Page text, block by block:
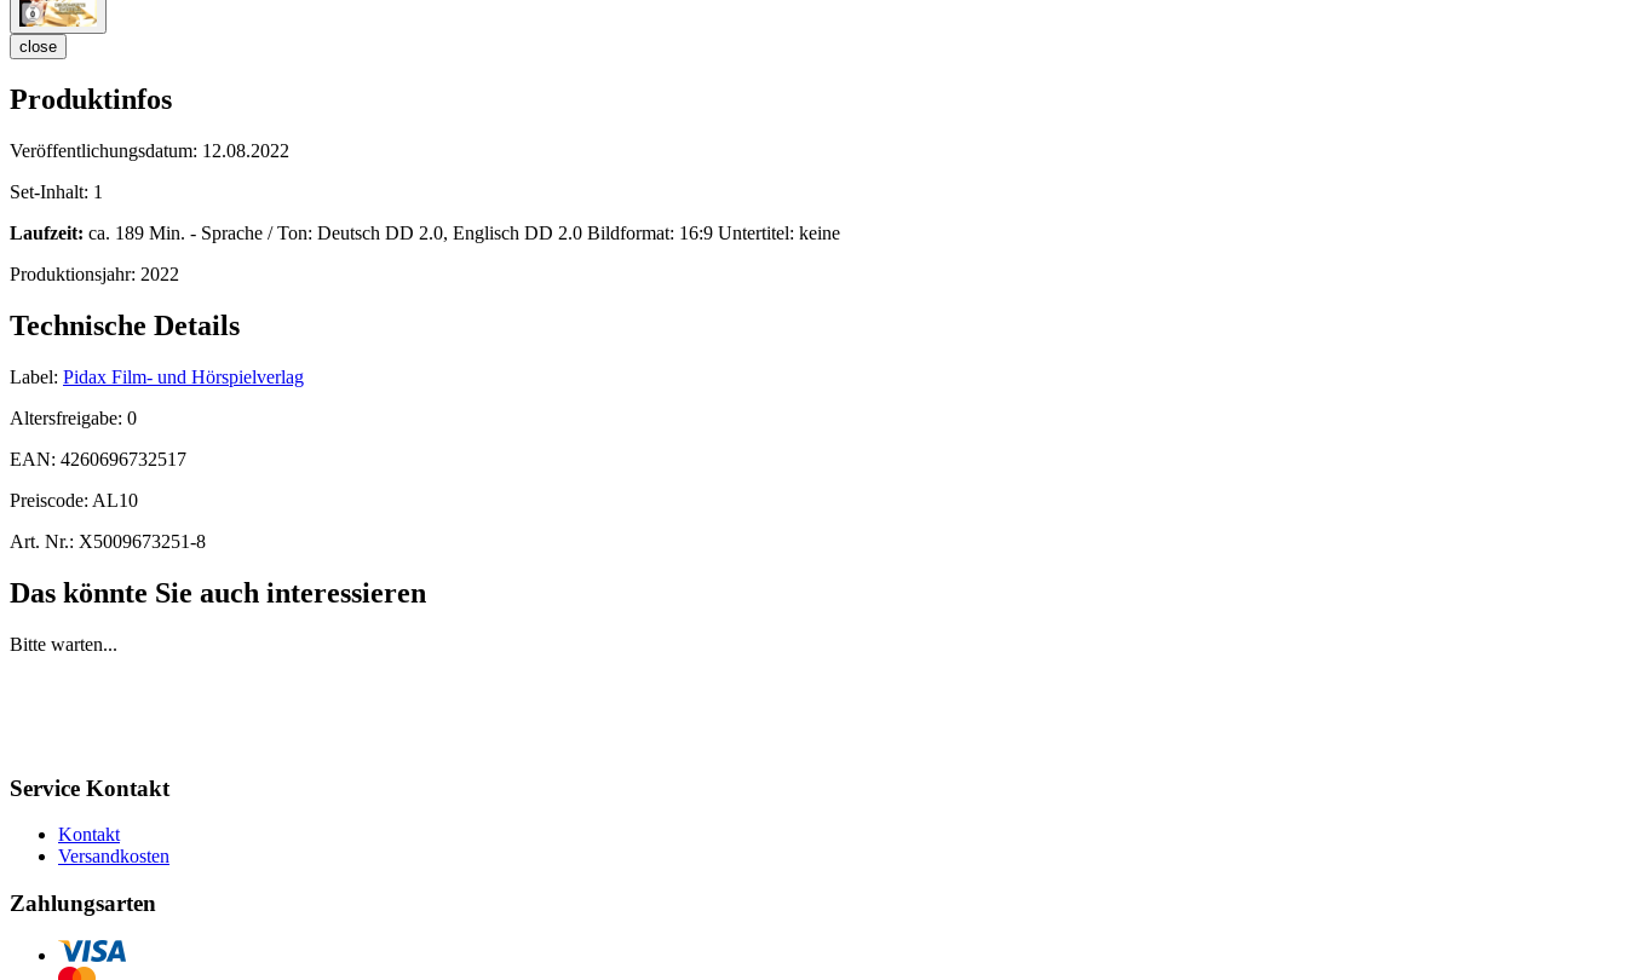
close
Produktinfos
Veröffentlichungsdatum: 12.08.2022
Set-Inhalt: 1
Laufzeit: ca. 189 Min. - Sprache / Ton: Deutsch DD 2.0, Englisch DD 2.0 Bildformat: 16:9 Untertitel: keine
Produktionsjahr: 2022
Technische Details
Label: Pidax Film- und Hörspielverlag
Altersfreigabe: 0
EAN: 4260696732517
Preiscode: AL10
Art. Nr.: X5009673251-8
Das könnte Sie auch interessieren
Bitte warten...
Service Kontakt
Kontakt
Versandkosten
Zahlungsarten